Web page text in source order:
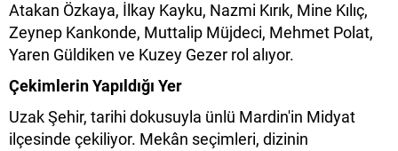
Atakan Özkaya, İlkay Kayku, Nazmi Kırık, Mine Kılıç,
Zeynep Kankonde, Muttalip Müjdeci, Mehmet Polat,
Yaren Güldiken ve Kuzey Gezer rol alıyor.
Çekimlerin Yapıldığı Yer
Uzak Şehir, tarihi dokusuyla ünlü Mardin'in Midyat
ilçesinde çekiliyor. Mekân seçimleri, dizinin